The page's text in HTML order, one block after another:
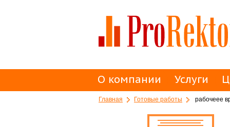
О компании Услуги
Главная Готовые работы рабочеее